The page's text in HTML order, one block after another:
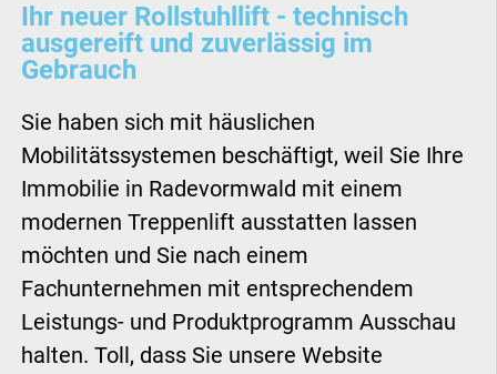
Ihr neuer Rollstuhllift - technisch
ausgereift und zuverlässig im
Gebrauch
Sie haben sich mit häuslichen
Mobilitätssystemen beschäftigt, weil Sie Ihre
Immobilie in Radevormwald mit einem
modernen Treppenlift ausstatten lassen
möchten und Sie nach einem
Fachunternehmen mit entsprechendem
Leistungs- und Produktprogramm Ausschau
halten. Toll, dass Sie unsere Website